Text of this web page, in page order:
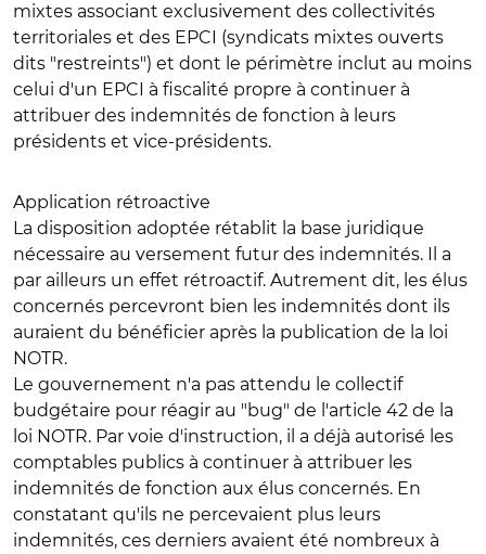
mixtes associant exclusivement des collectivités
territoriales et des EPCI (syndicats mixtes ouverts
dits "restreints") et dont le périmètre inclut au moins
celui d'un EPCI à fiscalité propre à continuer à
attribuer des indemnités de fonction à leurs
présidents et vice-présidents.
Application rétroactive
La disposition adoptée rétablit la base juridique
nécessaire au versement futur des indemnités. Il a
par ailleurs un effet rétroactif. Autrement dit, les élus
concernés percevront bien les indemnités dont ils
auraient du bénéficier après la publication de la loi
NOTR.
Le gouvernement n'a pas attendu le collectif
budgétaire pour réagir au "bug" de l'article 42 de la
loi NOTR. Par voie d'instruction, il a déjà autorisé les
comptables publics à continuer à attribuer les
indemnités de fonction aux élus concernés. En
constatant qu'ils ne percevaient plus leurs
indemnités, ces derniers avaient été nombreux à